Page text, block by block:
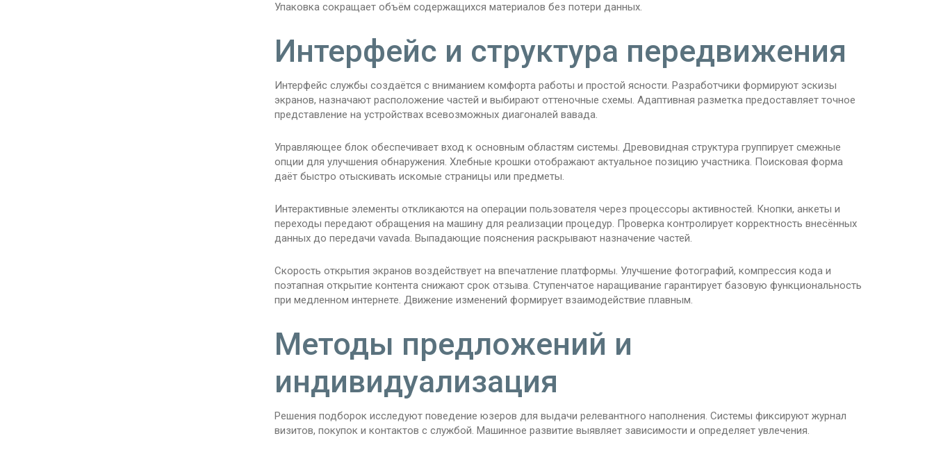
Упаковка сокращает объём содержащихся материалов без потери данных.
Интерфейс и структура передвижения
Интерфейс службы создаётся с вниманием комфорта работы и простой ясности. Разработчики формируют эскизы
экранов, назначают расположение частей и выбирают оттеночные схемы. Адаптивная разметка предоставляет точное
представление на устройствах всевозможных диагоналей вавада.
Управляющее блок обеспечивает вход к основным областям системы. Древовидная структура группирует смежные
опции для улучшения обнаружения. Хлебные крошки отображают актуальное позицию участника. Поисковая форма
даёт быстро отыскивать искомые страницы или предметы.
Интерактивные элементы откликаются на операции пользователя через процессоры активностей. Кнопки, анкеты и
переходы передают обращения на машину для реализации процедур. Проверка контролирует корректность внесённых
данных до передачи vavada. Выпадающие пояснения раскрывают назначение частей.
Скорость открытия экранов воздействует на впечатление платформы. Улучшение фотографий, компрессия кода и
поэтапная открытие контента снижают срок отзыва. Ступенчатое наращивание гарантирует базовую функциональность
при медленном интернете. Движение изменений формирует взаимодействие плавным.
Методы предложений и
индивидуализация
Решения подборок исследуют поведение юзеров для выдачи релевантного наполнения. Системы фиксируют журнал
визитов, покупок и контактов с службой. Машинное развитие выявляет зависимости и определяет увлечения.